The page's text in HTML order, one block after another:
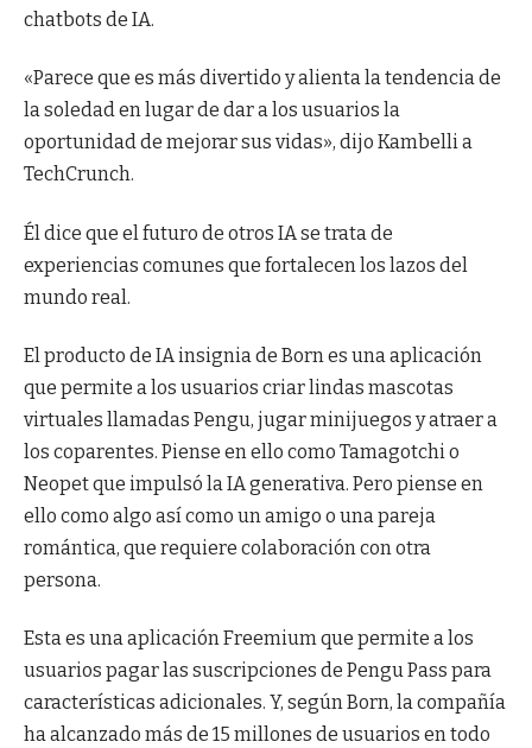
chatbots de IA.
«Parece que es más divertido y alienta la tendencia de
la soledad en lugar de dar a los usuarios la
oportunidad de mejorar sus vidas», dijo Kambelli a
TechCrunch.
Él dice que el futuro de otros IA se trata de
experiencias comunes que fortalecen los lazos del
mundo real.
El producto de IA insignia de Born es una aplicación
que permite a los usuarios criar lindas mascotas
virtuales llamadas Pengu, jugar minijuegos y atraer a
los coparentes. Piense en ello como Tamagotchi o
Neopet que impulsó la IA generativa. Pero piense en
ello como algo así como un amigo o una pareja
romántica, que requiere colaboración con otra
persona.
Esta es una aplicación Freemium que permite a los
usuarios pagar las suscripciones de Pengu Pass para
características adicionales. Y, según Born, la compañía
ha alcanzado más de 15 millones de usuarios en todo